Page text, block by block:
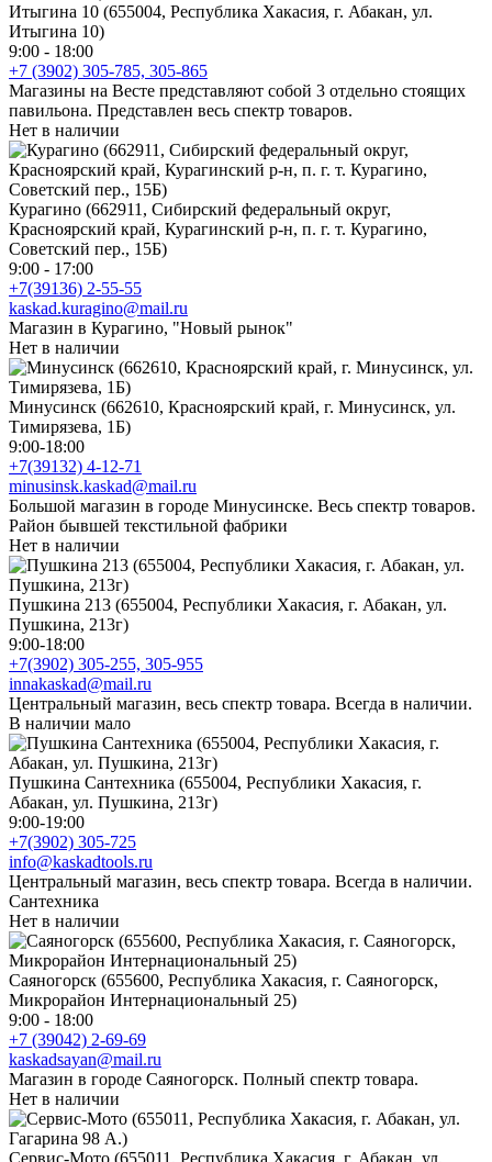
Итыгина 10 (655004, Республика Хакасия, г. Абакан, ул.
Итыгина 10)
9:00 - 18:00
+7 (3902) 305-785, 305-865
Магазины на Весте представляют собой 3 отдельно стоящих
павильона. Представлен весь спектр товаров.
Нет в наличии
Курагино (662911, Сибирский федеральный округ,
Красноярский край, Курагинский р-н, п. г. т. Курагино,
Советский пер., 15Б)
9:00 - 17:00
+7(39136) 2-55-55
kaskad.kuragino@mail.ru
Магазин в Курагино, "Новый рынок"
Нет в наличии
Минусинск (662610, Красноярский край, г. Минусинск, ул.
Тимирязева, 1Б)
9:00-18:00
+7(39132) 4-12-71
minusinsk.kaskad@mail.ru
Большой магазин в городе Минусинске. Весь спектр товаров.
Район бывшей текстильной фабрики
Нет в наличии
Пушкина 213 (655004, Республики Хакасия, г. Абакан, ул.
Пушкина, 213г)
9:00-18:00
+7(3902) 305-255, 305-955
innakaskad@mail.ru
Центральный магазин, весь спектр товара. Всегда в наличии.
В наличии мало
Пушкина Сантехника (655004, Республики Хакасия, г.
Абакан, ул. Пушкина, 213г)
9:00-19:00
+7(3902) 305-725
info@kaskadtools.ru
Центральный магазин, весь спектр товара. Всегда в наличии.
Сантехника
Нет в наличии
Саяногорск (655600, Республика Хакасия, г. Саяногорск,
Микрорайон Интернациональный 25)
9:00 - 18:00
+7 (39042) 2-69-69
kaskadsayan@mail.ru
Магазин в городе Саяногорск. Полный спектр товара.
Нет в наличии
Сервис-Мото (655011, Республика Хакасия, г. Абакан, ул.